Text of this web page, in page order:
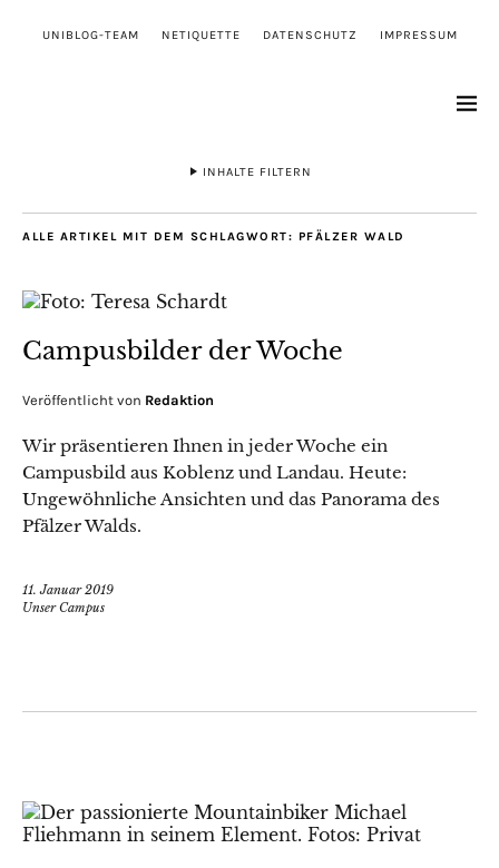
UNIBLOG-TEAM NETIQUETTE DATENSCHUTZ IMPRESSUM
INHALTE FILTERN
ALLE ARTIKEL MIT DEM SCHLAGWORT: PFÄLZER WALD
Campusbilder der Woche
Veröffentlicht von Redaktion
Wir präsentieren Ihnen in jeder Woche ein
Campusbild aus Koblenz und Landau. Heute:
Ungewöhnliche Ansichten und das Panorama des
Pfälzer Walds.
11. Januar 2019
Unser Campus